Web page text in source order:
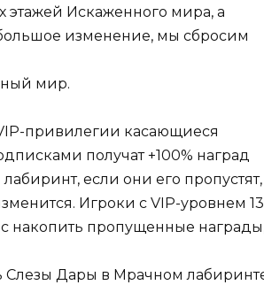
этажей Искаженного мира, а
изменение, мы сбросим
мир.
привилегии касающиеся
получат +100% наград
если они его пропустят,
Игроки с VIP-уровнем 13
накопить пропущенные
Слезы Дары в Мрачном